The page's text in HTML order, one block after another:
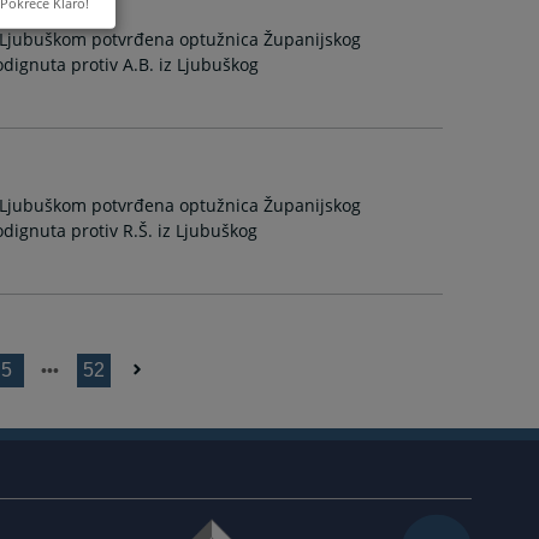
potvrđena optužnica Županijskog
protiv A.B. iz Ljubuškog
potvrđena optužnica Županijskog
protiv R.Š. iz Ljubuškog
5 52